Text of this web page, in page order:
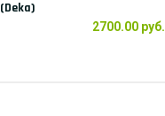
(Deka)
2700.00 руб.